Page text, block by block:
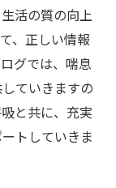
活の質の向上
、正しい情報
グでは、喘息
ていきますの
と共に、充実
トしていきま